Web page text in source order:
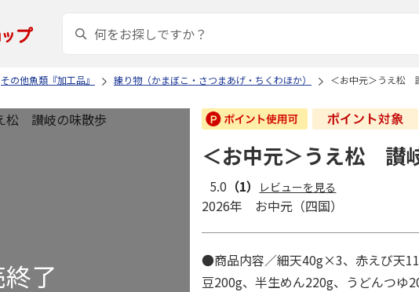
その他魚類『加工品』 練り物（かまぼこ・さつまあげ・ちくわほか） ＜お中元＞うえ松
＜お中元＞うえ松 讃
5.0 （1） レビューを見る
2026年 お中元（四国）
●商品内容／細天40g×3、赤えび天
豆200g、半生めん220g、うどんつ